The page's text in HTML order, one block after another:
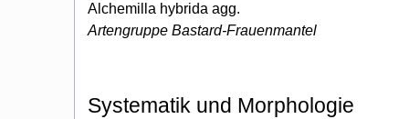
Alchemilla hybrida agg.
Artengruppe Bastard-Frauenmantel
Systematik und Morphologie